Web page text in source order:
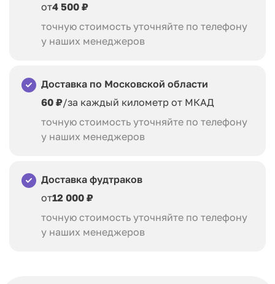
от4 500 ₽
точную стоимость уточняйте по телефону
у наших менеджеров
Доставка по Московской области
60 ₽/за каждый километр от МКАД
точную стоимость уточняйте по телефону
у наших менеджеров
Доставка фудтраков
от12 000 ₽
точную стоимость уточняйте по телефону
у наших менеджеров